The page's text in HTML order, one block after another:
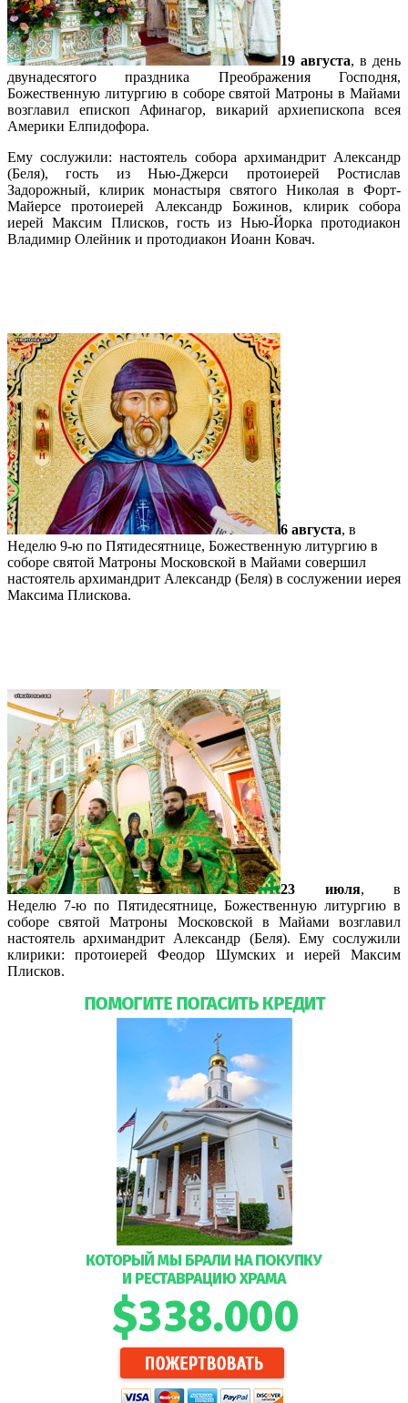
19 августа, в день
двунадесятого праздника Преображения Господня,
Божественную литургию в соборе святой Матроны в Майами
возглавил епископ Афинагор, викарий архиепископа всея
Америки Елпидофора.
Ему сослужили: настоятель собора архимандрит Александр
(Беля), гость из Нью-Джерси протоиерей Ростислав
Задорожный, клирик монастыря святого Николая в Форт-
Майерсе протоиерей Александр Божинов, клирик собора
иерей Максим Плисков, гость из Нью-Йорка протодиакон
Владимир Олейник и протодиакон Иоанн Ковач.
6 августа, в
Неделю 9-ю по Пятидесятнице, Божественную литургию в
соборе святой Матроны Московской в Майами совершил
настоятель архимандрит Александр (Беля) в сослужении иерея
Максима Плискова.
23 июля, в
Неделю 7-ю по Пятидесятнице, Божественную литургию в
соборе святой Матроны Московской в Майами возглавил
настоятель архимандрит Александр (Беля). Ему сослужили
клирики: протоиерей Феодор Шумских и иерей Максим
Плисков.